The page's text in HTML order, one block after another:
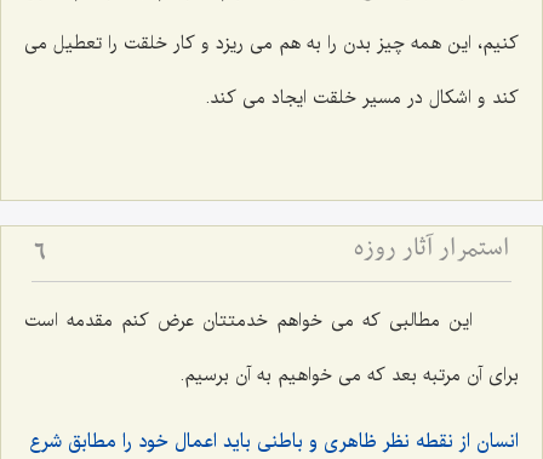
کنیم، این همه چیز بدن را به هم می ریزد و کار خلقت را تعطیل می
کند و اشکال در مسیر خلقت ایجاد می کند.
استمرار آثار روزه 6
این مطالبی که می خواهم خدمتتان عرض کنم مقدمه است
برای آن مرتبه بعد که می خواهیم به آن برسیم.
انسان از نقطه نظر ظاهری و باطنی باید اعمال خود را مطابق شرع